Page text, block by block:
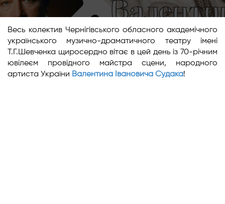
Весь колектив Чернігівського обласного академічного
українського музично-драматичного театру імені
Т.Г.Шевченка щиросердно вітає в цей день із 70-річним
ювілеєм провідного майстра сцени, народного
артиста України Валентина Івановича Судака!